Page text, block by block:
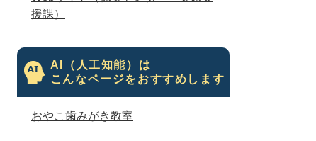
援課）
AI（人工知能）は
こんなページをおすすめします
おやこ歯みがき教室